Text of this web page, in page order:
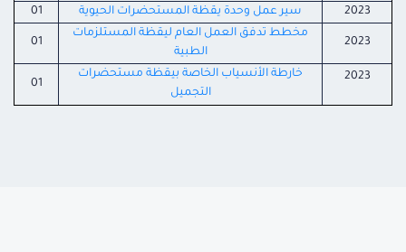
2023 سير عمل وحدة يقظة المستحضرات الحيوية 01
2023
مخطط تدفق العمل العام ليقظة المستلزمات
الطبية
01
2023
خارطة الأنسياب الخاصة بيقظة مستحضرات
التجميل
01